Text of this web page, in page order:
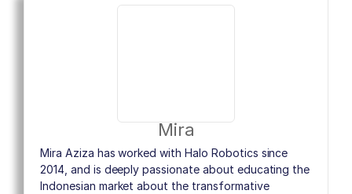
Mira
Mira Aziza has worked with Halo Robotics since
2014, and is deeply passionate about educating the
Indonesian market about the transformative